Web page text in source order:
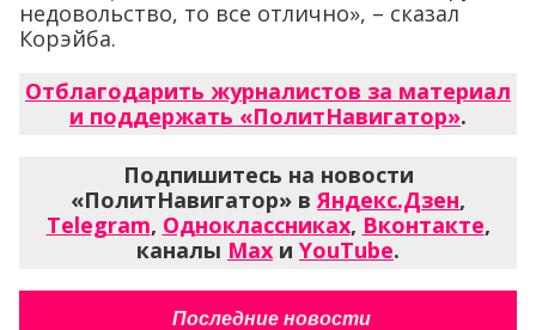
недовольство, то все отлично», – сказал
Корэйба.
Отблагодарить журналистов за материал
и поддержать «ПолитНавигатор».
Подпишитесь на новости
«ПолитНавигатор» вЯндекс.Дзен,
Telegram, Одноклассниках, Вконтакте,
каналы Max и YouTube.
Последние новости